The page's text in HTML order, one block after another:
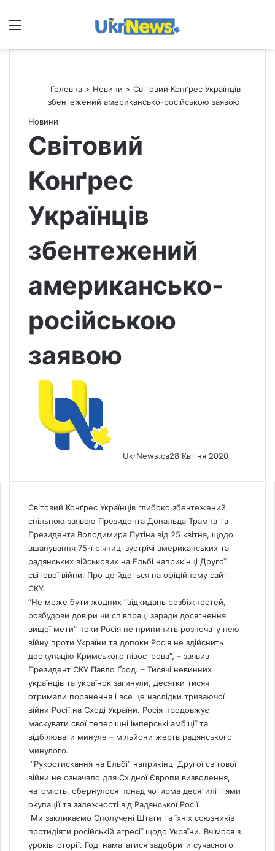
Меню
Головна > Новини > Світовий Конґрес Українців
збентежений американсько-російською заявою
Новини
Світовий
Конґрес
Українців
збентежений
американсько-
російською
заявою
UkrNews.ca28 Квітня 2020
Світовий Конґрес Українців глибоко збентежений
спільною заявою Президента Дональда Трампа та
Президента Володимира Путіна від 25 квітня, щодо
вшанування 75-ї річниці зустрічі американських та
радянських військових на Ельбі наприкінці Другої
світової війни. Про це йдеться на офіційному сайті
СКУ.
“Не може бути жодних “відкидань розбіжностей,
розбудови довіри чи співпраці заради досягнення
вищої мети” поки Росія не припинить розпочату нею
війну проти України та допоки Росія не здійснить
деокупацію Кримського півострова”, – заявив
Президент СКУ Павло Ґрод. – Тисячі невинних
українців та українок загинули, десятки тисяч
отримали поранення і все це наслідки триваючої
війни Росії на Сході України. Росія продовжує
маскувати свої теперішні імперські амбіції та
відбілювати минуле – мільйони жертв радянського
минулого.
“Рукостискання на Ельбі” наприкінці Другої світової
війни не означало для Східної Європи визволення,
натомість, обернулося понад чотирма десятиліттями
окупації та залежності від Радянської Росії.
Ми закликаємо Сполучені Штати та їхніх союзників
протидіяти російській агресії щодо України. Вчімося з
уроків історії. Годі намагатися задобрити сучасного